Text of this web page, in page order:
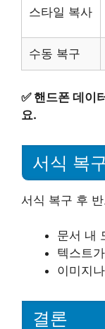
스타일 복사
수동 복구
✅ 핸드폰 데이
요.
서식 복
서식 복구 후
문서 내
텍스트
이미지
결론